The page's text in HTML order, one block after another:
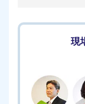
現